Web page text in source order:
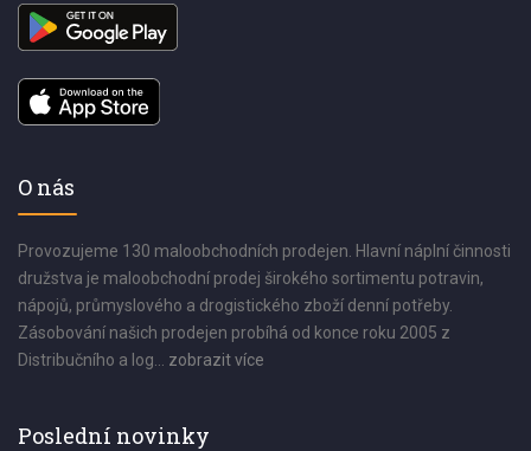
O nás
Provozujeme 130 maloobchodních prodejen. Hlavní náplní činnosti
družstva je maloobchodní prodej širokého sortimentu potravin,
nápojů, průmyslového a drogistického zboží denní potřeby.
Zásobování našich prodejen probíhá od konce roku 2005 z
Distribučního a log... zobrazit více
Poslední novinky